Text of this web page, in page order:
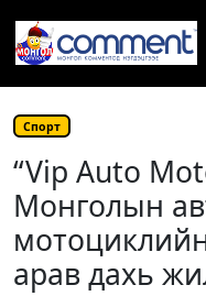
Спорт
“Vip Auto
Монголын
арав дахь